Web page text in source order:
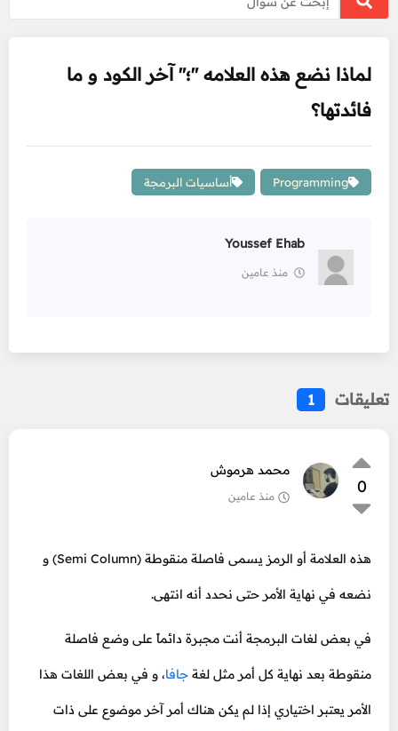
لماذا نضع هذه العلامه "؛" آخر الكود و ما
فائدتها؟
Programming أساسيات البرمجة
Youssef Ehab
منذ عامين
تعليقات 1
0
محمد هرموش
منذ عامين
هذه العلامة أو الرمز يسمى فاصلة منقوطة (Semi Column) و
نضعه في نهاية الأمر حتى نحدد أنه انتهى.
في بعض لغات البرمجة أنت مجبرة دائماً على وضع فاصلة
منقوطة بعد نهاية كل أمر مثل لغة جافا، و في بعض اللغات هذا
الأمر يعتبر اختياري إذا لم يكن هناك أمر آخر موضوع على ذات